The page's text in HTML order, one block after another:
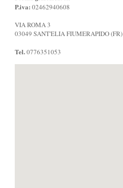
P.iva: 02462940608
VIA ROMA 3
03049 SANT'ELIA FIUMERAPIDO (FR)
Tel.0776351053